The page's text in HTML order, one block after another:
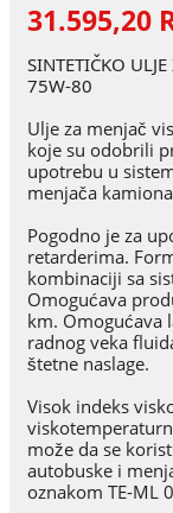
31.595,20
SINTETIČKO
75W-80
Ulje za menjač
koje su odobrili
upotrebu u
menjača
Pogodno je za
retarderima.
kombinaciji sa
Omogućava
km. Omogućava
radnog veka
štetne naslage.
Visok indeks
može da se
autobuske i
oznakom TE-ML